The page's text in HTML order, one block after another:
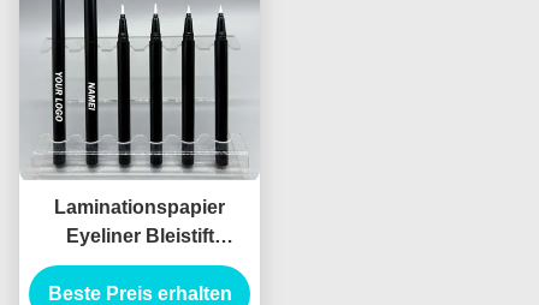
Laminationspapier
Eyeliner Bleistift
Behälter Verpackung
Röhre Eyeliner Röhre
Beste Preis erhalten